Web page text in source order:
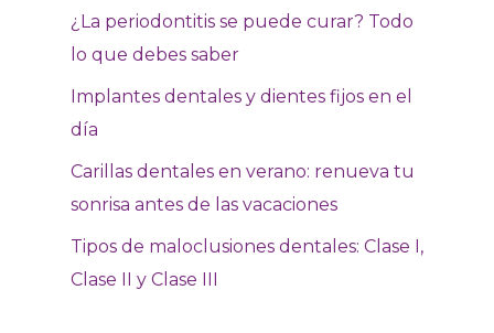
¿La periodontitis se puede curar? Todo
lo que debes saber
Implantes dentales y dientes fijos en el
día
Carillas dentales en verano: renueva tu
sonrisa antes de las vacaciones
Tipos de maloclusiones dentales: Clase I,
Clase II y Clase III